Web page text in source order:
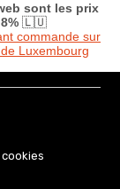
sont les prix
🇱🇺
commande sur
Luxembourg